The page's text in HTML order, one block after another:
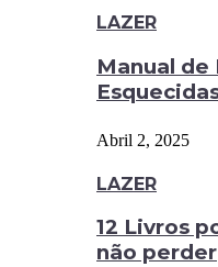
LAZER
Manual
Abril 2, 2025
LAZER
12 Livros
não perder